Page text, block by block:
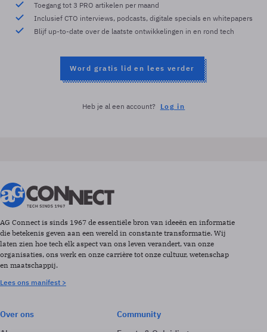
Toegang tot 3 PRO artikelen per maand
Inclusief CTO interviews, podcasts, digitale specials en whitepapers
Blijf up-to-date over de laatste ontwikkelingen in en rond tech
Word gratis lid en lees verder
Heb je al een account? Log in
AG Connect is sinds 1967 de essentiële bron van ideeën en informatie
die betekenis geven aan een wereld in constante transformatie. Wij
laten zien hoe tech elk aspect van ons leven verandert, van onze
organisaties, ons werk en onze carrière tot onze cultuur, wetenschap
en maatschappij.
Lees ons manifest >
Over ons
Community